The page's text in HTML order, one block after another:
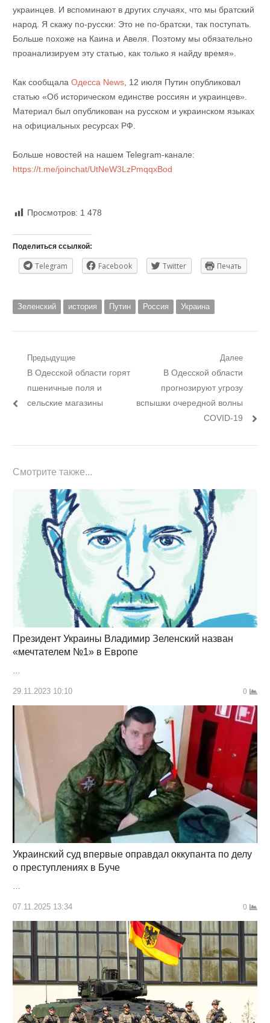
украинцев. И вспоминают в других случаях, что мы братский
народ. Я скажу по-русски: Это не по-братски, так поступать.
Больше похоже на Каина и Авеля. Поэтому мы обязательно
проанализируем эту статью, как только я найду время».
Как сообщала Одесса News, 12 июля Путин опубликовал
статью «Об историческом единстве россиян и украинцев».
Материал был опубликован на русском и украинском языках
на официальных ресурсах РФ.
Больше новостей на нашем Telegram-канале:
https://t.me/joinchat/UtNeW3LzPmqqxBod
Просмотров: 1 478
Поделиться ссылкой:
Telegram Facebook Twitter Печать
Зеленский история Путин Россия Украина
Навигация
записям
Предыдущие
Предыдущий
пост:
В Одесской области горят
пшеничные поля и
сельские магазины
Далее
Следующий
пост:
В Одесской области
прогнозируют угрозу
вспышки очередной волны
COVID-19
Смотрите также...
Президент Украины Владимир Зеленский назван
«мечтателем №1» в Европе
…
29.11.2023 10:10 0
Украинский суд впервые оправдал оккупанта по делу
о преступлениях в Буче
…
07.11.2025 13:34 0